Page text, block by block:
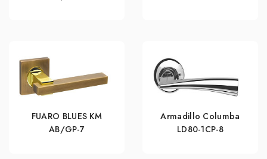
FUARO BLUES KM
AB/GP-7
Armadillo Columba
LD80-1CP-8